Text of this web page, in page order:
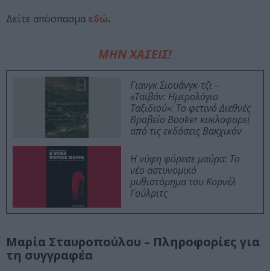
Δείτε απόσπασμα εδώ.
ΜΗΝ ΧΑΣΕΙΣ!
Γιανγκ Σιουάνγκ-τζι –
«Ταϊβάν: Ημερολόγιο
Ταξιδιού»: Το φετινό Διεθνές
Βραβείο Booker κυκλοφορεί
από τις εκδόσεις Βακχικόν
Η νύφη φόρεσε μαύρα: Το
νέο αστυνομικό
μυθιστόρημα του Κορνέλ
Γούλριτς
Μαρία Σταυροπούλου – Πληροφορίες για
τη συγγραφέα